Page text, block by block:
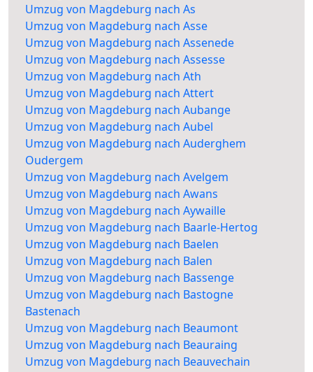
Umzug von Magdeburg nach As
Umzug von Magdeburg nach Asse
Umzug von Magdeburg nach Assenede
Umzug von Magdeburg nach Assesse
Umzug von Magdeburg nach Ath
Umzug von Magdeburg nach Attert
Umzug von Magdeburg nach Aubange
Umzug von Magdeburg nach Aubel
Umzug von Magdeburg nach Auderghem
Oudergem
Umzug von Magdeburg nach Avelgem
Umzug von Magdeburg nach Awans
Umzug von Magdeburg nach Aywaille
Umzug von Magdeburg nach Baarle-Hertog
Umzug von Magdeburg nach Baelen
Umzug von Magdeburg nach Balen
Umzug von Magdeburg nach Bassenge
Umzug von Magdeburg nach Bastogne
Bastenach
Umzug von Magdeburg nach Beaumont
Umzug von Magdeburg nach Beauraing
Umzug von Magdeburg nach Beauvechain